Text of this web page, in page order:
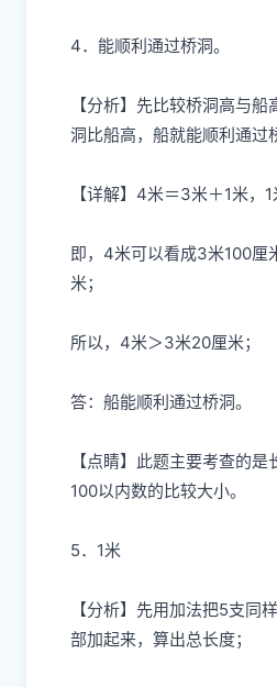
4．能顺利通过桥洞。
【分析】先比较桥洞高与
洞比船高，船就能顺利通过
【详解】4米＝3米＋1米，1
即，4米可以看成3米100厘
米；
所以，4米＞3米20厘米；
答：船能顺利通过桥洞。
【点睛】此题主要考查的
100以内数的比较大小。
5．1米
【分析】先用加法把5支同
部加起来，算出总长度；